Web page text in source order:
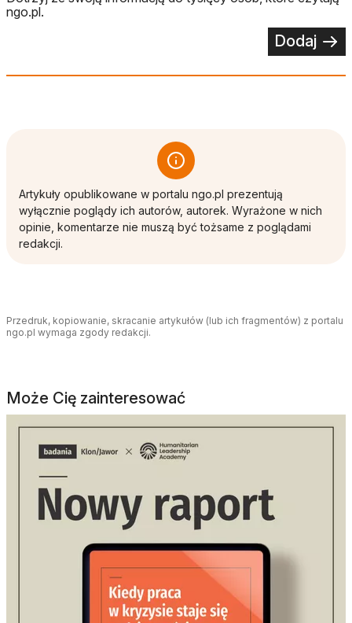
ngo.pl.
Dodaj
Artykuły opublikowane w portalu ngo.pl prezentują
wyłącznie poglądy ich autorów, autorek. Wyrażone w nich
opinie, komentarze nie muszą być tożsame z poglądami
redakcji.
Przedruk, kopiowanie, skracanie artykułów (lub ich fragmentów) z portalu
ngo.pl wymaga zgody redakcji.
Może Cię zainteresować